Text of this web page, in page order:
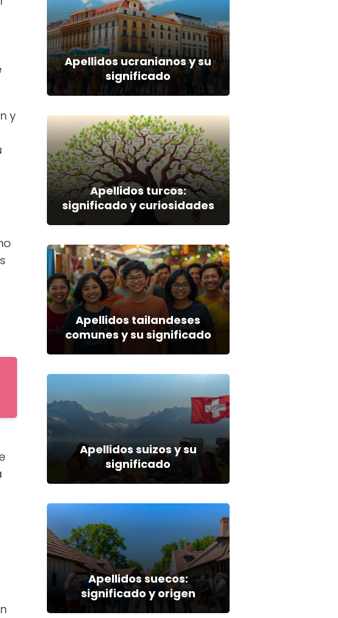
y
Apellidos ucranianos y su
significado
Apellidos turcos:
significado y curiosidades
Apellidos tailandeses
comunes y su significado
Apellidos suizos y su
significado
Apellidos suecos:
significado y origen